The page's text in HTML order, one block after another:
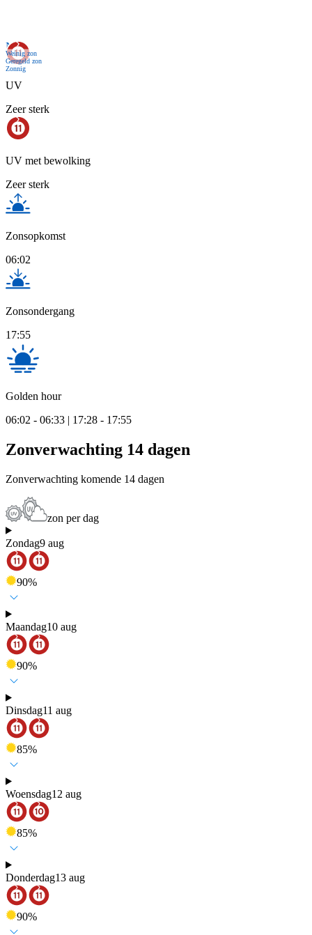
Nu
Weinig zon
Geregeld zon
Zonnig
UV
Zeer sterk
UV met bewolking
Zeer sterk
Zonsopkomst
06:02
Zonsondergang
17:55
Golden hour
06:02 - 06:33 | 17:28 - 17:55
Zonverwachting 14 dagen
Zonverwachting komende 14 dagen
zon per dag
Zondag9 aug
90%
Maandag10 aug
90%
Dinsdag11 aug
85%
Woensdag12 aug
85%
Donderdag13 aug
90%